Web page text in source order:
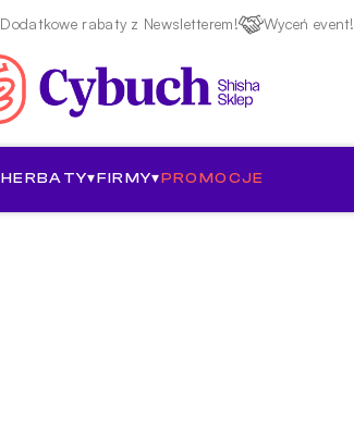
Dodatkowe rabaty z Newsletterem! Wyceń event!
HERBATY▾FIRMY▾PROMOCJE